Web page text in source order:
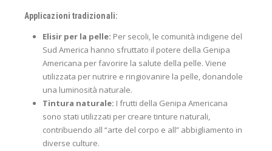
Applicazioni tradizionali:
Elisir per la pelle: Per secoli, le comunità indigene del
Sud America hanno sfruttato il potere della Genipa
Americana per favorire la salute della pelle. Viene
utilizzata per nutrire e ringiovanire la pelle, donandole
una luminosità naturale.
Tintura naturale: I frutti della Genipa Americana
sono stati utilizzati per creare tinture naturali,
contribuendo all “arte del corpo e all” abbigliamento in
diverse culture.